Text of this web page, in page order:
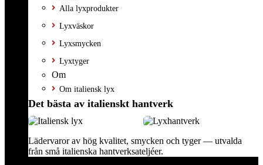
Alla lyxprodukter
Lyxväskor
Lyxsmycken
Lyxtyger
Om
Om italiensk lyx
Det bästa av italienskt hantverk
Lädervaror av hög kvalitet, smycken och tyger — utvalda
från små italienska hantverksateljéer.